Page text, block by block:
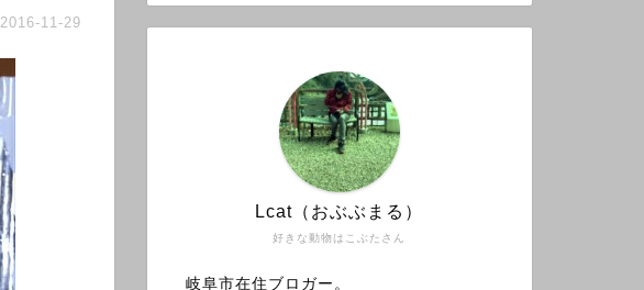
2016-11-29
好きな動物はこぶたさん
Lcat（おぶぶまる）
岐阜市在住ブロガー。